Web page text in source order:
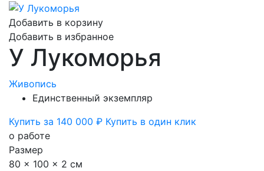
Добавить в корзину
Добавить в избранное
У Лукоморья
Живопись
Единственный экземпляр
Купить за 140 000 ₽ Купить в один клик
о работе
Размер
80 x 100 x 2 см